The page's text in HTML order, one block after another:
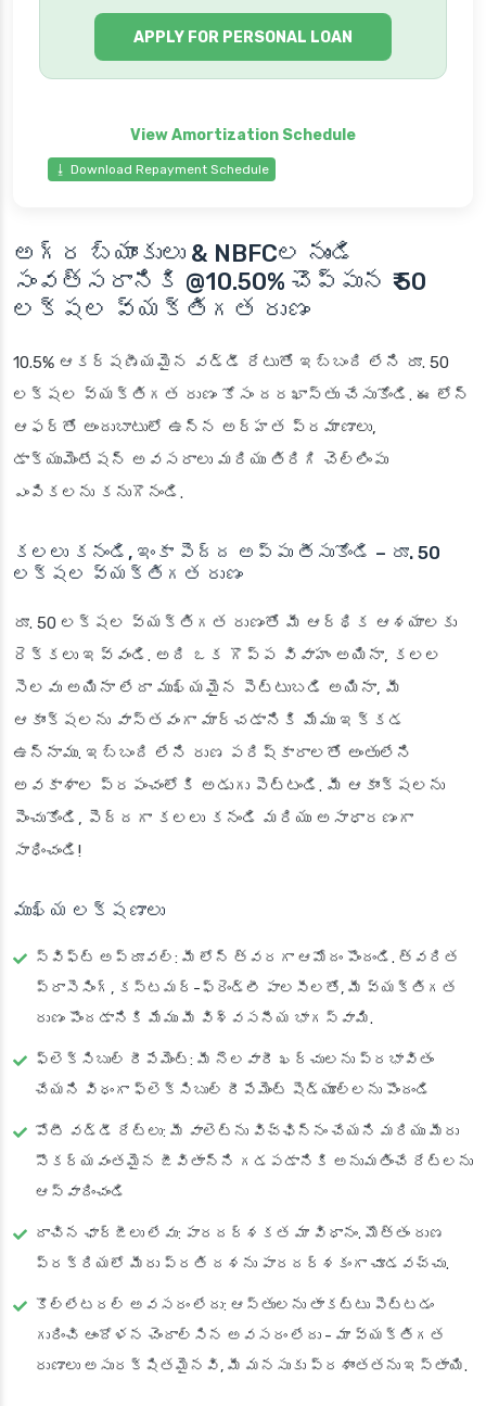
APPLY FOR PERSONAL LOAN
⭳ Download Repayment Schedule
అగ్ర బ్యాంకులు & NBFCల నుండి
సంవత్సరానికి @10.50% చొప్పున ₹ 50
లక్షల వ్యక్తిగత రుణం
10.5% ఆకర్షణీయమైన వడ్డీ రేటుతో ఇబ్బంది లేని రూ. 50
లక్షల వ్యక్తిగత రుణం కోసం దరఖాస్తు చేసుకోండి. ఈ లోన్
ఆఫర్‌తో అందుబాటులో ఉన్న అర్హత ప్రమాణాలు,
డాక్యుమెంటేషన్ అవసరాలు మరియు తిరిగి చెల్లింపు
ఎంపికలను కనుగొనండి.
కలలు కనండి, ఇంకా పెద్ద అప్పు తీసుకోండి – రూ. 50
లక్షల వ్యక్తిగత రుణం
రూ. 50 లక్షల వ్యక్తిగత రుణంతో మీ ఆర్థిక ఆశయాలకు
రెక్కలు ఇవ్వండి. అది ఒక గొప్ప వివాహం అయినా, కలల
సెలవు అయినా లేదా ముఖ్యమైన పెట్టుబడి అయినా, మీ
ఆకాంక్షలను వాస్తవంగా మార్చడానికి మేము ఇక్కడ
ఉన్నాము. ఇబ్బంది లేని రుణ పరిష్కారాలతో అంతులేని
అవకాశాల ప్రపంచంలోకి అడుగు పెట్టండి. మీ ఆకాంక్షలను
పెంచుకోండి, పెద్దగా కలలు కనండి మరియు అసాధారణంగా
సాధించండి!
ముఖ్య లక్షణాలు
స్విఫ్ట్ అప్రూవల్: మీ లోన్ త్వరగా ఆమోదం పొందండి. త్వరిత
ప్రాసెసింగ్, కస్టమర్-ఫ్రెండ్లీ పాలసీలతో, మీ వ్యక్తిగత
రుణం పొందడానికి మేము మీ విశ్వసనీయ భాగస్వామి.
ఫ్లెక్సిబుల్ రీపేమెంట్: మీ నెలవారీ ఖర్చులను ప్రభావితం
చేయని విధంగా ఫ్లెక్సిబుల్ రీపేమెంట్ షెడ్యూల్‌లను పొందండి
పోటీ వడ్డీ రేట్లు: మీ వాలెట్‌ను విచ్ఛిన్నం చేయని మరియు మీరు
సౌకర్యవంతమైన జీవితాన్ని గడపడానికి అనుమతించే రేట్లను
ఆస్వాదించండి
దాచిన ఛార్జీలు లేవు: పారదర్శకత మా విధానం. మొత్తం రుణ
ప్రక్రియలో మీరు ప్రతి దశను పారదర్శకంగా చూడవచ్చు.
కొల్లేటరల్ అవసరం లేదు: ఆస్తులను తాకట్టు పెట్టడం
గురించి ఆందోళన చెందాల్సిన అవసరం లేదు - మా వ్యక్తిగత
రుణాలు అసురక్షితమైనవి, మీ మనసుకు ప్రశాంతతను ఇస్తాయి.